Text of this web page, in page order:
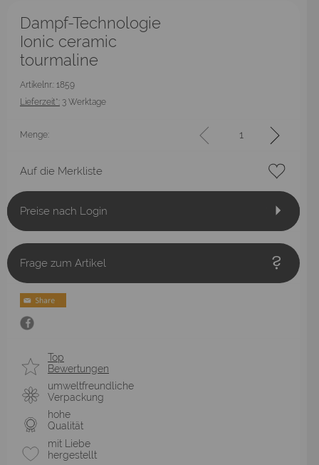
Dampf-Technologie
Ionic ceramic
tourmaline
Artikelnr.: 1859
Lieferzeit*: 3 Werktage
Menge:
Auf die Merkliste
Preise nach Login
Frage zum Artikel
Top
Bewertungen
umweltfreundliche
Verpackung
hohe
Qualität
mit Liebe
hergestellt